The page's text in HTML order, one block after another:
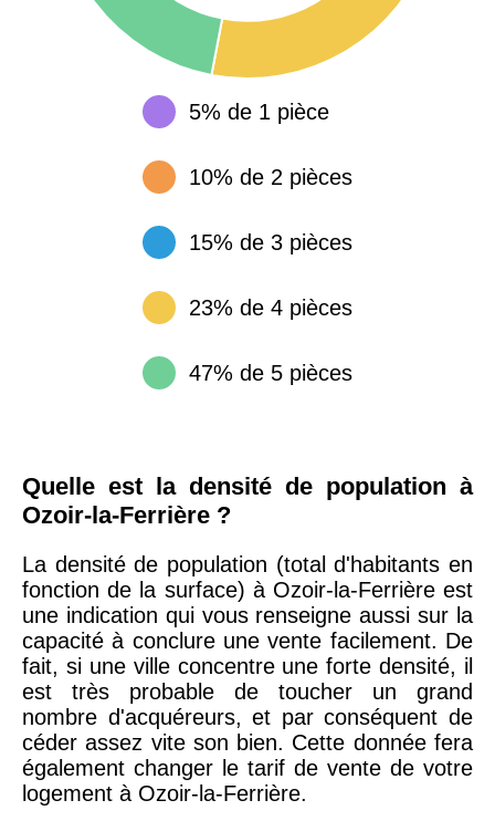
5% de 1 pièce
10% de 2 pièces
15% de 3 pièces
23% de 4 pièces
47% de 5 pièces
Quelle est la densité de population à
Ozoir-la-Ferrière ?
La densité de population (total d'habitants en
fonction de la surface) à Ozoir-la-Ferrière est
une indication qui vous renseigne aussi sur la
capacité à conclure une vente facilement. De
fait, si une ville concentre une forte densité, il
est très probable de toucher un grand
nombre d'acquéreurs, et par conséquent de
céder assez vite son bien. Cette donnée fera
également changer le tarif de vente de votre
logement à Ozoir-la-Ferrière.